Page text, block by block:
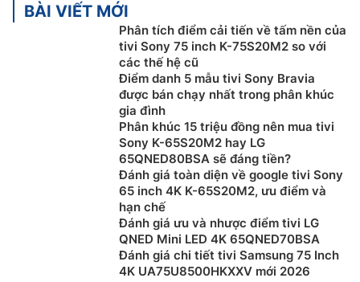
BÀI VIẾT MỚI
Phân tích điểm cải tiến về tấm nền của
tivi Sony 75 inch K-75S20M2 so với
các thế hệ cũ
Điểm danh 5 mẫu tivi Sony Bravia
được bán chạy nhất trong phân khúc
gia đình
Phân khúc 15 triệu đồng nên mua tivi
Sony K-65S20M2 hay LG
65QNED80BSA sẽ đáng tiền?
Đánh giá toàn diện về google tivi Sony
65 inch 4K K-65S20M2, ưu điểm và
hạn chế
Đánh giá ưu và nhược điểm tivi LG
QNED Mini LED 4K 65QNED70BSA
Đánh giá chi tiết tivi Samsung 75 Inch
4K UA75U8500HKXXV mới 2026